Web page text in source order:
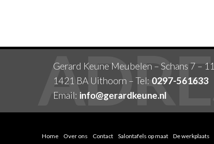
Gerard Keune Meubelen – Schans 7 – 11
1421 BA Uithoorn – Tel: 0297-561633
Email: info@gerardkeune.nl
Home Over ons Contact Salontafels op maat De werkplaats